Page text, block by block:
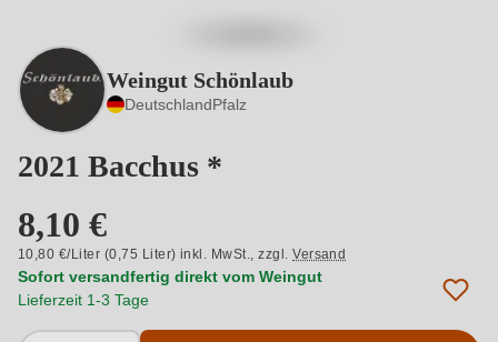
Weingut Schönlaub
DeutschlandPfalz
2021 Bacchus *
8,10 €
10,80 €/Liter (0,75 Liter) inkl. MwSt.,zzgl.Versand
Sofort versandfertig direkt vom Weingut
Lieferzeit 1-3 Tage